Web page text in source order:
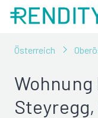
Österreich
Wohnung